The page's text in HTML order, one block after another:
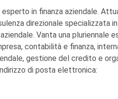
in finanza aziendale.
direzionale specializzata
Vanta una pluriennale
contabilità e finanza,
gestione del credito e
di posta elettronica: